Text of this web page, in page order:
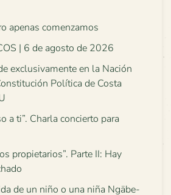
apenas comenzamos
| 6 de agosto de 2026
exclusivamente en la Nación
Política de Costa
a ti”. Charla concierto para
propietarios”. Parte II: Hay
de un niño o una niña Ngäbe-